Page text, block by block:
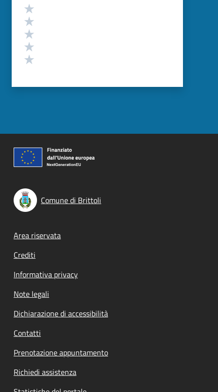
Valutazione
Comune di Brittoli
Footer menu
Area riservata
Crediti
Informativa privacy
Note legali
Dichiarazione di accessibilità
Contatti
Prenotazione appuntamento
Richiedi assistenza